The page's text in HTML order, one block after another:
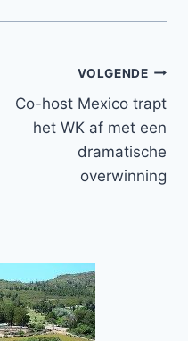
VOLGENDE
Co-host Mexico trapt
het WK af met een
dramatische
overwinning